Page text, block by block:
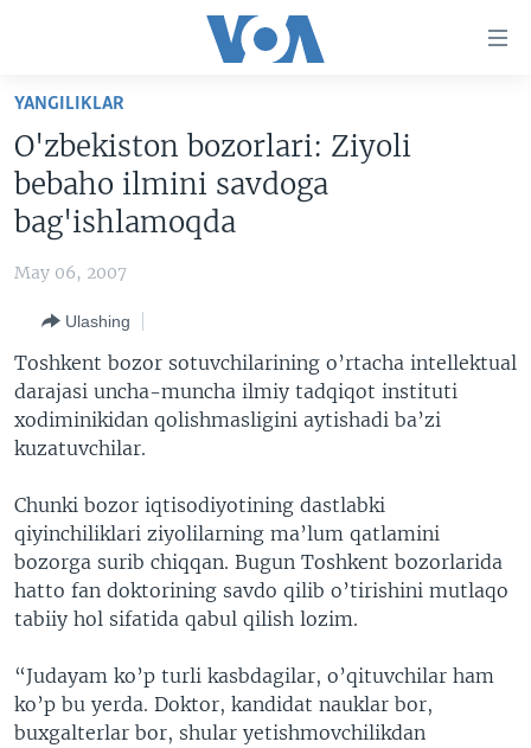
Boshiga
qayting
Qidiruvga
o'ting
AMERIKA
MARKAZIY OSIYO
AMERIKA MANZARALARI
XALQARO HAYOT
MOBIL-SALOM!
XABARLAR SURATLARDA
IJTIMOIY TARMOQLAR
FACEBOOK
INSTAGRAM
ODNOKLASSNIKI
TELEGRAM
TWITTER
SOUNDCLOUD
INGLIZ TILI DARSLARI
Learning English
VOA
YANGILIKLAR
O'zbekiston bozorlari: Ziyoli
bebaho ilmini savdoga
bag'ishlamoqda
May 06, 2007
Ulashing
Toshkent bozor sotuvchilarining o’rtacha intellektual
darajasi uncha-muncha ilmiy tadqiqot instituti
xodiminikidan qolishmasligini aytishadi ba’zi
kuzatuvchilar.
Chunki bozor iqtisodiyotining dastlabki
qiyinchiliklari ziyolilarning ma’lum qatlamini
bozorga surib chiqqan. Bugun Toshkent bozorlarida
hatto fan doktorining savdo qilib o’tirishini mutlaqo
tabiiy hol sifatida qabul qilish lozim.
“Judayam ko’p turli kasbdagilar, o’qituvchilar ham
ko’p bu yerda. Doktor, kandidat nauklar bor,
buxgalterlar bor, shular yetishmovchilikdan